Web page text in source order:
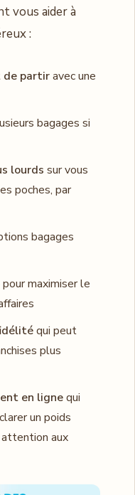
vous aider à
:
de partiravec une
bagages si
lourds sur vous
poches, par
bagages
pour maximiser le
qui peut
plus
en lignequi
un poids
aux